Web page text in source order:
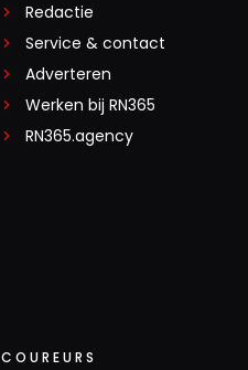
Redactie
Service & contact
Adverteren
Werken bij RN365
RN365.agency
COUREURS